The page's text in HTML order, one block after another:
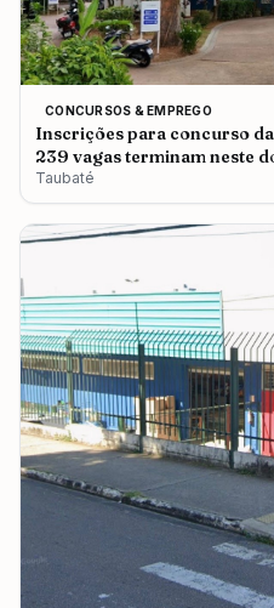
CONCURSOS & EMPREGO
Inscrições para concurso
239 vagas terminam neste
Taubaté